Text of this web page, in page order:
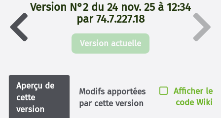
Version N°2 du 24 nov. 25 à 12:34
par 74.7.227.18
Version actuelle
Aperçu de
cette
version
Modifs apportées
par cette version
Afficher le
code Wiki